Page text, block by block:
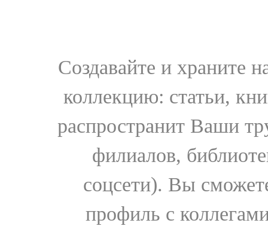
Создавайте и храните
коллекцию: статьи,
распространит Ваши
филиалов,
соцсети). Вы
профиль с